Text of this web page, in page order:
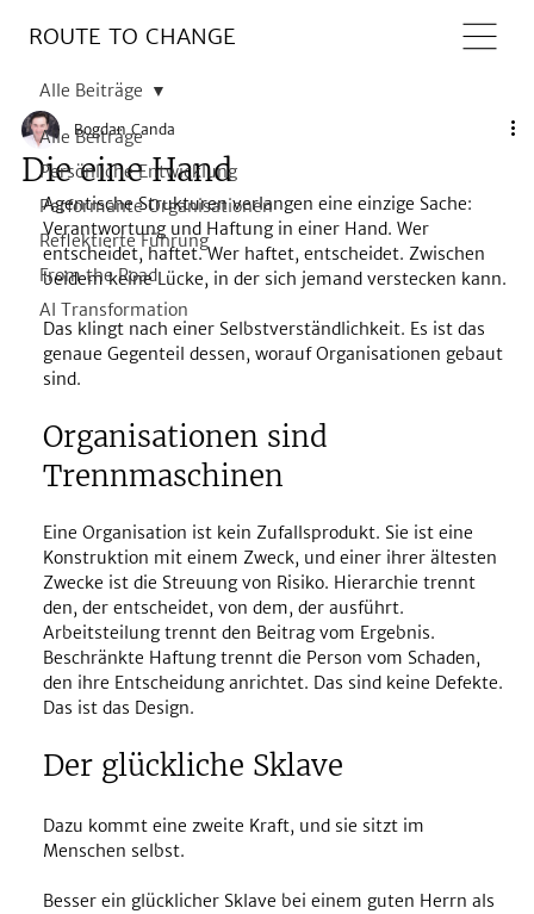
ROUTE TO CHANGE
Alle Beiträge
Persönliche Entwicklung
Performante Organisationen
Reflektierte Führung
From the Road
AI Transformation
Alle Beiträge
Die eine Hand
Bogdan Canda
Agentische Strukturen verlangen eine einzige Sache:
Verantwortung und Haftung in einer Hand. Wer
entscheidet, haftet. Wer haftet, entscheidet. Zwischen
beidem keine Lücke, in der sich jemand verstecken kann.
Das klingt nach einer Selbstverständlichkeit. Es ist das
genaue Gegenteil dessen, worauf Organisationen gebaut
sind.
Organisationen sind
Trennmaschinen
Eine Organisation ist kein Zufallsprodukt. Sie ist eine
Konstruktion mit einem Zweck, und einer ihrer ältesten
Zwecke ist die Streuung von Risiko. Hierarchie trennt
den, der entscheidet, von dem, der ausführt.
Arbeitsteilung trennt den Beitrag vom Ergebnis.
Beschränkte Haftung trennt die Person vom Schaden,
den ihre Entscheidung anrichtet. Das sind keine Defekte.
Das ist das Design.
Der glückliche Sklave
Dazu kommt eine zweite Kraft, und sie sitzt im
Menschen selbst.
Besser ein glücklicher Sklave bei einem guten Herrn als